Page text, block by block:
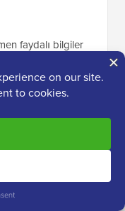
faydalı bilgiler